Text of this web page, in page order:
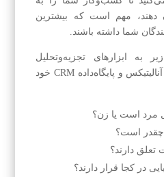
مهم است که بیشترین
شما داشته باشند.
به ابزارهای تجزیه‌وتحلیل
رسانه‌های اجتماعی، گوگل آنالیتیکس و پایگاه‌داده CRM خود
مرد است یا زن؟
چقدر است؟
تعلق دارند؟
در کجا قرار دارند؟